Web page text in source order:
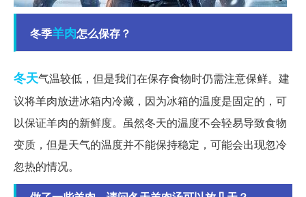
冬季羊肉怎么保存？
冬天气温较低，但是我们在保存食物时仍需注意保鲜。建
议将羊肉放进冰箱内冷藏，因为冰箱的温度是固定的，可
以保证羊肉的新鲜度。虽然冬天的温度不会轻易导致食物
变质，但是天气的温度并不能保持稳定，可能会出现忽冷
忽热的情况。